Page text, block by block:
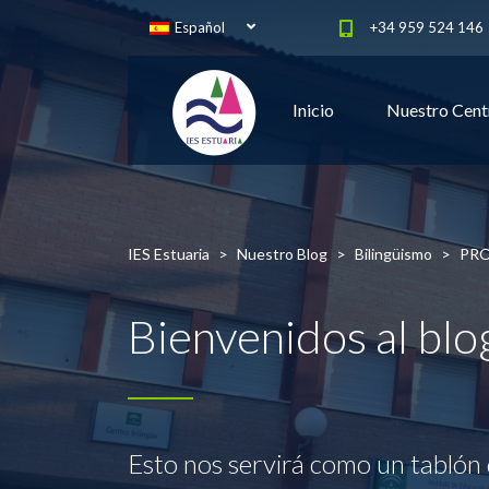
Español +34 959 524 146
Inicio Nuestro
IES Estuaria > Nuestro Blog > Bilingüismo >
Bienvenidos al
Esto nos servirá como un